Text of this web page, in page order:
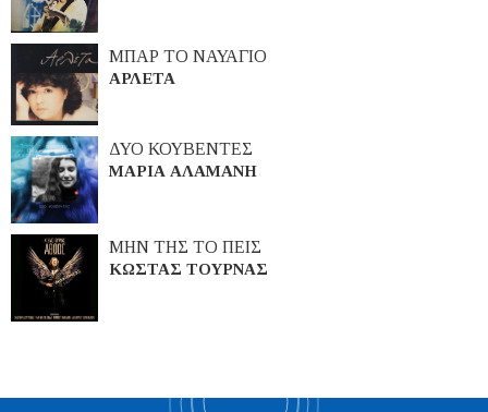
ΜΠΑΡ ΤΟ ΝΑΥΑΓΙΟ
ΑΡΛΕΤΑ
ΔΥΟ ΚΟΥΒΕΝΤΕΣ
ΜΑΡΙΑ ΑΛΑΜΑΝΗ
ΜΗΝ ΤΗΣ ΤΟ ΠΕΙΣ
ΚΩΣΤΑΣ ΤΟΥΡΝΑΣ